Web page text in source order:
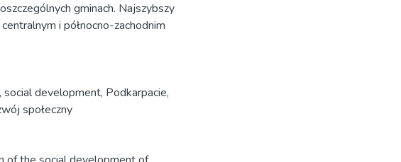
gminach. Najszybszy
i północno-zachodnim
, social development, Podkarpacie,
społeczny